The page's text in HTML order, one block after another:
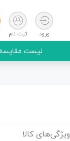
ورود ثبت نام
لیست
ویژگی‌های کالا